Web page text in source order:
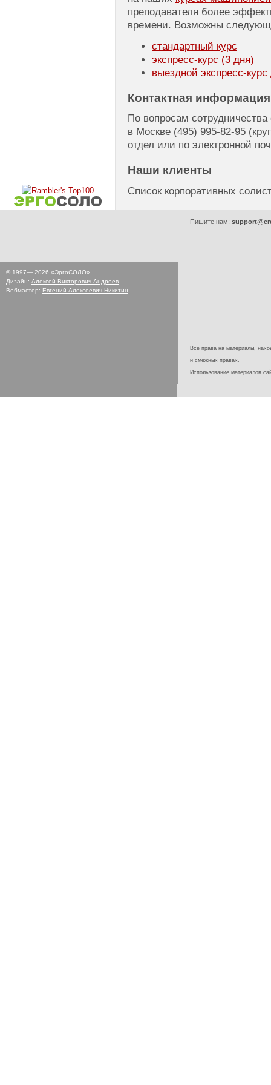
преподавателя более
времени. Возможны
стандартный курс
экспресс-курс (3 дня)
выездной экспресс-курс
Контактная информация
По вопросам
в Москве (495) 995-82-95
отдел или по электронной
Наши клиенты
Список корпоративных
© 1997— 2026 «ЭргоСОЛО»
Дизайн: Алексей Викторович Андреев
Вебмастер: Евгений Алексеевич Никитин
Пишите нам:
Все права на материалы,
и смежных правах.
Использование материалов